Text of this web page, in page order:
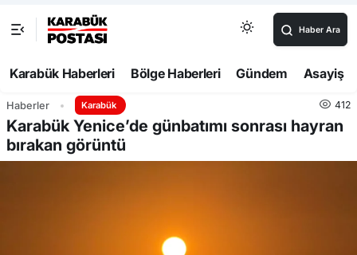
Haber Ara
Karabük Haberleri Bölge Haberleri Gündem Asayiş
Haberler Karabük 412
Karabük Yenice’de günbatımı sonrası hayran
bırakan görüntü